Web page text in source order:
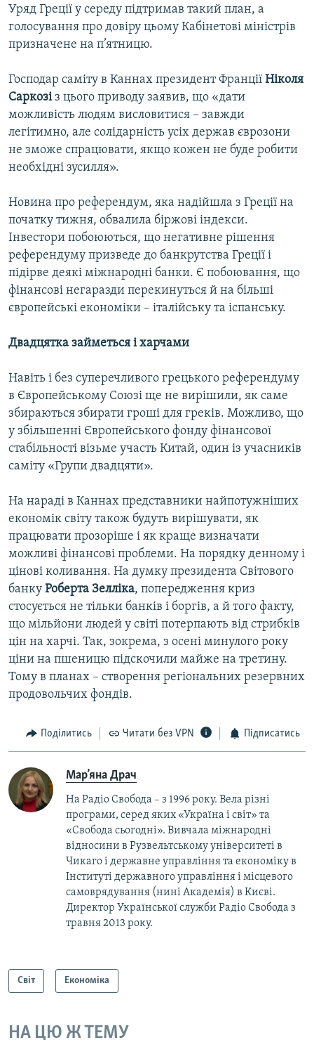
Уряд Греції у середу підтримав такий план, а
голосування про довіру цьому Кабінетові міністрів
призначене на п’ятницю.
Господар саміту в Каннах президент Франції Ніколя
Саркозіз цього приводу заявив, що «дати
можливість людям висловитися – завжди
легітимно, але солідарність усіх держав єврозони
не зможе спрацювати, якщо кожен не буде робити
необхідні зусилля».
Новина про референдум, яка надійшла з Греції на
початку тижня, обвалила біржові індекси.
Інвестори побоюються, що негативне рішення
референдуму призведе до банкрутства Греції і
підірве деякі міжнародні банки. Є побоювання, що
фінансові негаразди перекинуться й на більші
європейські економіки – італійську та іспанську.
Двадцятка займеться і харчами
Навіть і без суперечливого грецького референдуму
в Європейському Союзі ще не вирішили, як саме
збираються збирати гроші для греків. Можливо, що
у збільшенні Європейського фонду фінансової
стабільності візьме участь Китай, один із учасників
саміту «Групи двадцяти».
На нараді в Каннах представники найпотужніших
економік світу також будуть вирішувати, як
працювати прозоріше і як краще визначати
можливі фінансові проблеми. На порядку денному і
цінові коливання. На думку президента Світового
банку Роберта Зелліка, попередження криз
стосується не тільки банків і боргів, а й того факту,
що мільйони людей у світі потерпають від стрибків
цін на харчі. Так, зокрема, з осені минулого року
ціни на пшеницю підскочили майже на третину.
Тому в планах – створення регіональних резервних
продовольчих фондів.
Поділитись Читати без VPN Підписатись
Мар’яна Драч
На Радіо Свобода – з 1996 року. Вела різні
програми, серед яких «Україна і світ» та
«Свобода сьогодні». Вивчала міжнародні
відносини в Рузвельтському університеті в
Чикаго і державне управління та економіку в
Інституті державного управління і місцевого
самоврядування (нині Академія) в Києві.
Директор Української служби Радіо Свобода з
травня 2013 року.
Світ Економіка
НА ЦЮ Ж ТЕМУ